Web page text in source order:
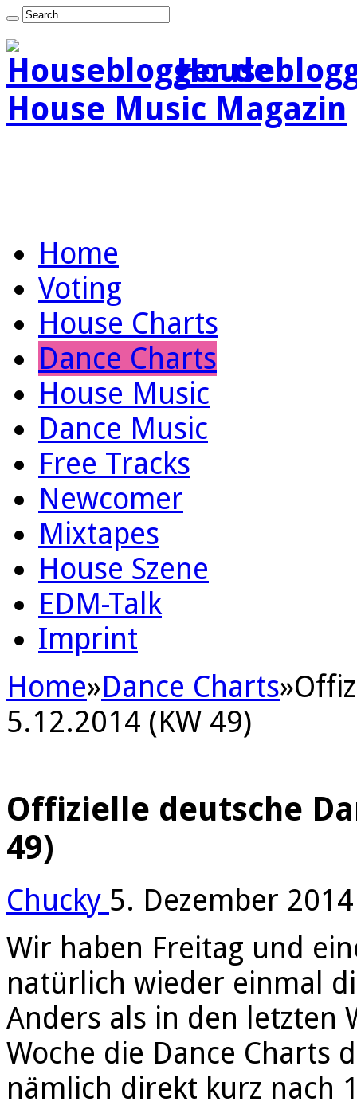
House Music Magazin
Home
Voting
House Charts
Dance Charts
House Music
Dance Music
Free Tracks
Newcomer
Mixtapes
House Szene
EDM-Talk
Imprint
Home»Dance Charts»
5.12.2014 (KW 49)
Offizielle deutsche
49)
Chucky 5. Dezember 2014
Wir haben Freitag und
natürlich wieder einmal
Anders als in den letzten
Woche die Dance Charts
nämlich direkt kurz nach